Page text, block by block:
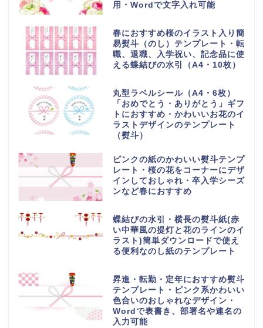
用・Wordで文字入れ可能
春におすすめ桜のイラスト入り簡
易熨斗（のし）テンプレート・転
職、退職、入学祝い、記念品に使
える蝶結びの水引（A4・10枚）
丸型ラベルシール（A4・6枚）
「おめでとう・ありがとう」ギフ
トにおすすめ・かわいいお花のイ
ラストデザインのテンプレート
（熨斗）
ピンクの紙のかわいい熨斗テンプ
レート・桜の花をコーナーにデザ
インしておしゃれ・卒入学シーズ
ンなど春におすすめ
蝶結びの水引・横長の熨斗紙(赤
い中華風の提灯と花のラインのイ
ラスト)簡単ダウンロードで使え
る便利なのし紙のテンプレート
昇進・転勤・定年におすすめ熨斗
テンプレート・ピンク系かわいい
色合いのおしゃれなデザイン・
Wordで表書き、部署名や連名の
入力可能